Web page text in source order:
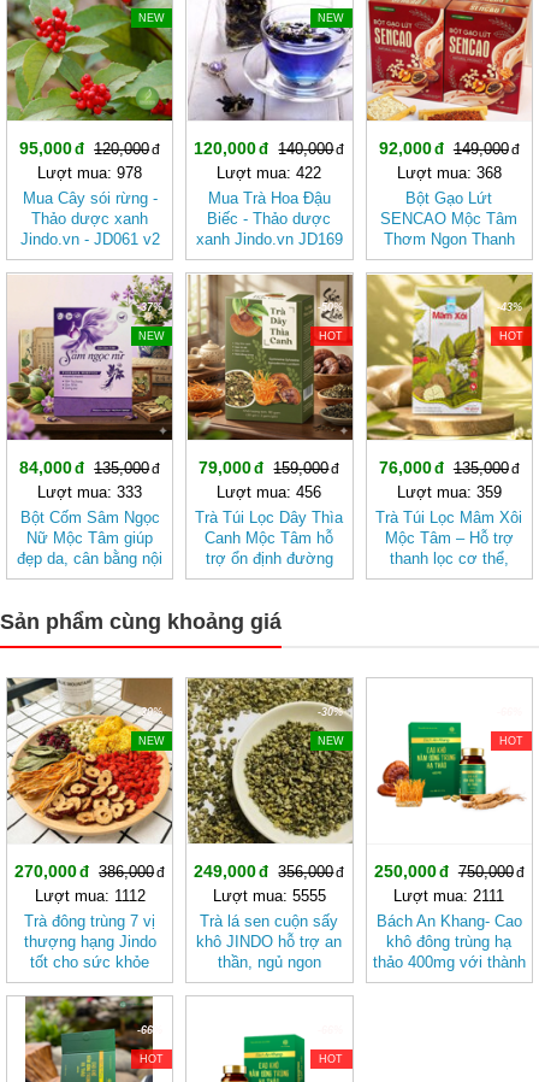
NEW
95,000
120,000
Lượt mua: 978
Mua Cây sói rừng -
Thảo dược xanh
Jindo.vn - JD061 v2
NEW
120,000
140,000
Lượt mua: 422
Mua Trà Hoa Đậu
Biếc - Thảo dược
xanh Jindo.vn JD169
tradaubiec v2
92,000
149,000
Lượt mua: 368
Bột Gạo Lứt
SENCAO Mộc Tâm
Thơm Ngon Thanh
Nhẹ, Phù Hợp Ăn
Kiêng
-37%
NEW
84,000
135,000
Lượt mua: 333
Bột Cốm Sâm Ngọc
Nữ Mộc Tâm giúp
đẹp da, cân bằng nội
tiết tố nữ
-50%
HOT
79,000
159,000
Lượt mua: 456
Trà Túi Lọc Dây Thìa
Canh Mộc Tâm hỗ
trợ ổn định đường
huyết
-43%
HOT
76,000
135,000
Lượt mua: 359
Trà Túi Lọc Mâm Xôi
Mộc Tâm – Hỗ trợ
thanh lọc cơ thể,
mang lại cảm giác
Sản phẩm cùng khoảng giá
-30%
NEW
270,000
386,000
Lượt mua: 1112
Trà đông trùng 7 vị
thượng hạng Jindo
tốt cho sức khỏe
-30%
NEW
249,000
356,000
Lượt mua: 5555
Trà lá sen cuộn sấy
khô JINDO hỗ trợ an
thần, ngủ ngon
HOT
250,000
750,000
Lượt mua: 2111
Bách An Khang- Cao
khô đông trùng hạ
thảo 400mg với thành
phần 8 in 1 đậm đặc
-66%
HOT HOT